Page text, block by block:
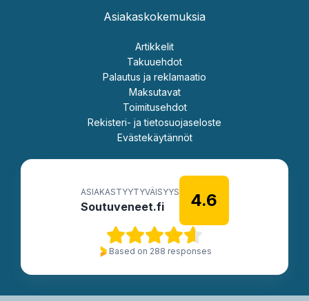
Asiakaskokemuksia
Artikkelit
Takuuehdot
Palautus ja reklamaatio
Maksutavat
Toimitusehdot
Rekisteri- ja tietosuojaseloste
Evästekäytännöt
ASIAKASTYYTYVÄISYYS
Soutuveneet.fi 4.6
Based on 288 responses